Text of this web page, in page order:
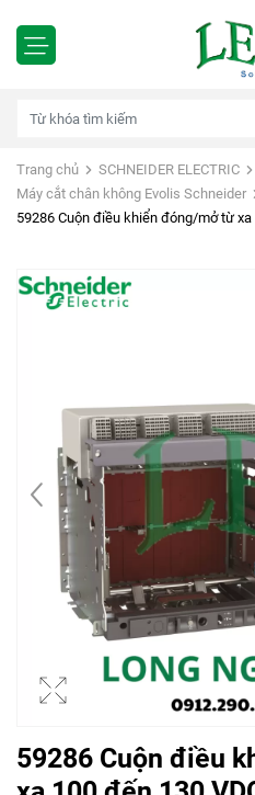
Trang chủ SCHNEIDER ELECTRIC
Máy cắt chân không Evolis Schneider
59286 Cuộn điều khiển đóng/mở từ xa
59286 Cuộn điều